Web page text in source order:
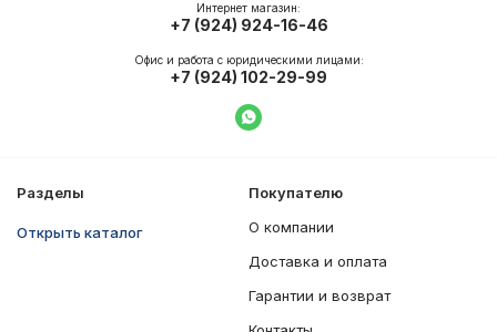
Разделы
Открыть каталог
Покупателю
О компании
Доставка и оплата
Гарантии и возврат
Интернет магазин:
+7 (924) 924-16-46
Офис и работа с юридическими лицами:
+7 (924) 102-29-99
Написать в WhatsApp